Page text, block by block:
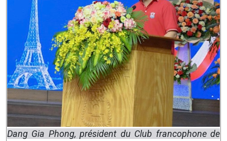
Dang Gia Phong, président du Club francophone de